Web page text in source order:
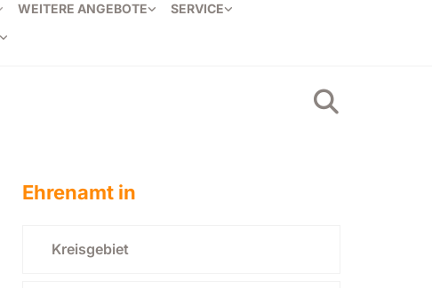
WEITERE ANGEBOTE
SERVICE
Ehrenamt in
Kreisgebiet